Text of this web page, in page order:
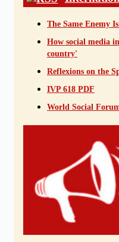
The Same Enemy
How social media
country'
Reflexions on the
IVP 618 PDF
World Social